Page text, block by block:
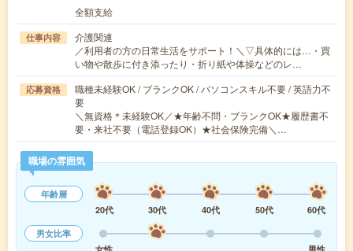
全額支給
仕事内容
介護関連
／利用者の方の日常生活をサポート！＼▽具体的には…・買
い物や散歩に付き添ったり・折り紙や体操などのレ…
応募資格
職種未経験OK / ブランクOK / パソコンスキル不要 / 英語力不
要
＼無資格＊未経験OK／★年齢不問・ブランクOK★履歴書不
要・来社不要（電話登録OK）★社会保険完備＼…
職場の雰囲気
年齢層
20代
30代 40代 50代
60代
男女比率